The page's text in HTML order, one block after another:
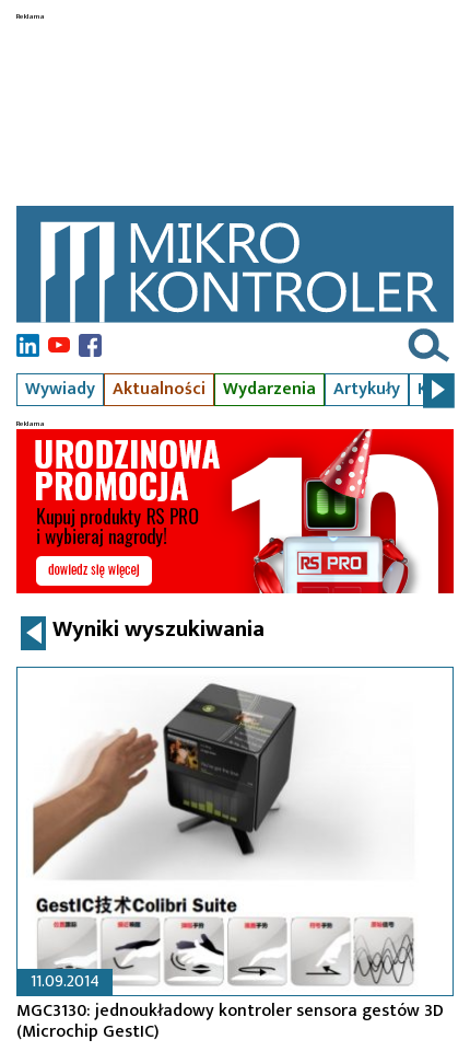
Wywiady Aktualności Wydarzenia Artykuły Kursy
Wyniki wyszukiwania
11.09.2014
MGC3130: jednoukładowy kontroler sensora gestów 3D
(Microchip GestIC)